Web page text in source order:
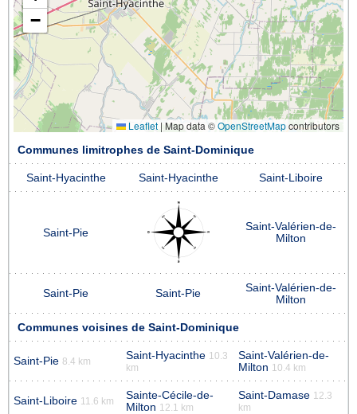
−
Leaflet | Map data ©OpenStreetMapcontributors
Communes limitrophes de Saint-Dominique
Saint-Hyacinthe Saint-Hyacinthe Saint-Liboire
Saint-Pie
Saint-Valérien-de-
Milton
Saint-Pie Saint-Pie
Saint-Valérien-de-
Milton
Communes voisines de Saint-Dominique
Saint-Pie 8.4 km Saint-Hyacinthe 10.3
km
Saint-Valérien-de-
Milton 10.4 km
Saint-Liboire 11.6 km
Sainte-Cécile-de-
Milton 12.1 km
Saint-Damase 12.3
km